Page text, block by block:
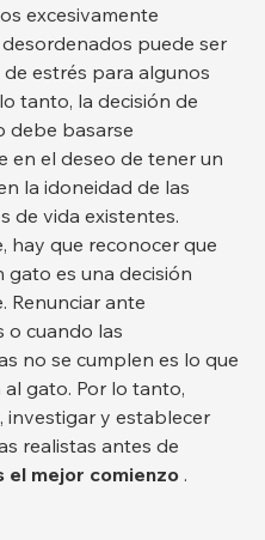
excesivamente
puede ser
estrés para algunos
tanto, la decisión de
debe basarse
en el deseo de tener un
la idoneidad de las
de vida existentes.
hay que reconocer que
gato es una decisión
Renunciar ante
o cuando las
no se cumplen es lo que
al gato. Por lo tanto,
investigar y establecer
realistas antes de
el mejor comienzo .